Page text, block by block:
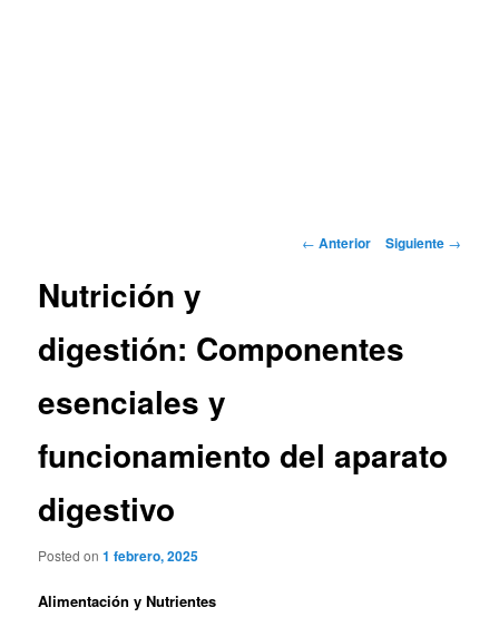
Navegación
← Anterior Siguiente →
Nutrición y
digestión: Componentes
esenciales y
funcionamiento del aparato
digestivo
Posted on1 febrero, 2025
Alimentación y Nutrientes